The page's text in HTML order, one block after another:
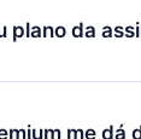
Se por
nossa
do valor.
plano da
só se aplicará
Por
me dá